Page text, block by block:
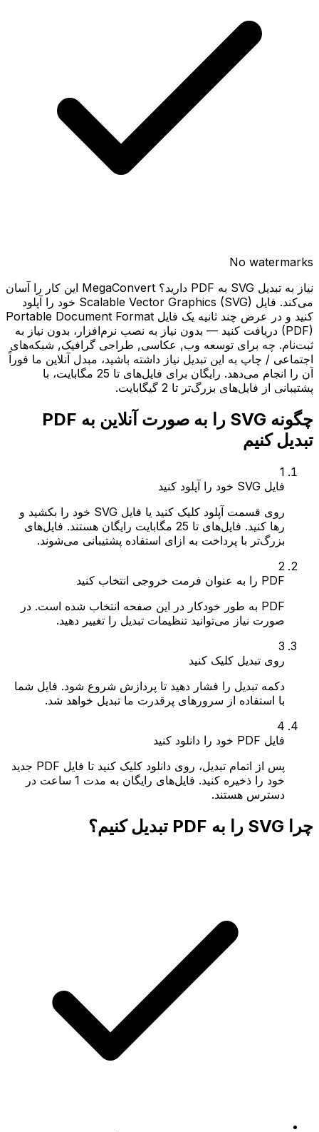
No watermarks
نیاز به تبدیل SVG به PDF دارید؟ MegaConvert این کار را آسان
می‌کند. فایل Scalable Vector Graphics (SVG) خود را آپلود
کنید و در عرض چند ثانیه یک فایل Portable Document Format
(PDF) دریافت کنید — بدون نیاز به نصب نرم‌افزار، بدون نیاز به
ثبت‌نام. چه برای توسعه وب, عکاسی, طراحی گرافیک, شبکه‌های
اجتماعی / چاپ به این تبدیل نیاز داشته باشید، مبدل آنلاین ما فوراً
آن را انجام می‌دهد. رایگان برای فایل‌های تا 25 مگابایت، با
پشتیبانی از فایل‌های بزرگ‌تر تا 2 گیگابایت.
چگونه SVG را به صورت آنلاین به PDF
تبدیل کنیم
1
فایل SVG خود را آپلود کنید
روی قسمت آپلود کلیک کنید یا فایل SVG خود را بکشید و
رها کنید. فایل‌های تا 25 مگابایت رایگان هستند. فایل‌های
بزرگ‌تر با پرداخت به ازای استفاده پشتیبانی می‌شوند.
2
PDF را به عنوان فرمت خروجی انتخاب کنید
PDF به طور خودکار در این صفحه انتخاب شده است. در
صورت نیاز می‌توانید تنظیمات تبدیل را تغییر دهید.
3
روی تبدیل کلیک کنید
دکمه تبدیل را فشار دهید تا پردازش شروع شود. فایل شما
با استفاده از سرورهای پرقدرت ما تبدیل خواهد شد.
4
فایل PDF خود را دانلود کنید
پس از اتمام تبدیل، روی دانلود کلیک کنید تا فایل PDF جدید
خود را ذخیره کنید. فایل‌های رایگان به مدت 1 ساعت در
دسترس هستند.
چرا SVG را به PDF تبدیل کنیم؟